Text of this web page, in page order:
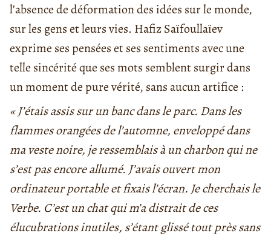
l’absence de déformation des idées sur le monde,
sur les gens et leurs vies. Hafiz Saïfoullaïev
exprime ses pensées et ses sentiments avec une
telle sincérité que ses mots semblent surgir dans
un moment de pure vérité, sans aucun artifice :
« J’étais assis sur un banc dans le parc. Dans les
flammes orangées de l’automne, enveloppé dans
ma veste noire, je ressemblais à un charbon qui ne
s’est pas encore allumé. J’avais ouvert mon
ordinateur portable et fixais l’écran. Je cherchais le
Verbe. C’est un chat qui m’a distrait de ces
élucubrations inutiles, s’étant glissé tout près sans